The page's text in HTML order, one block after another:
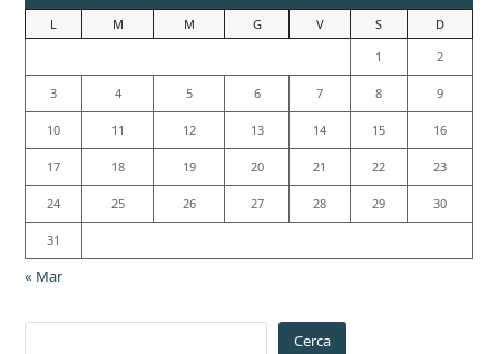
L M M G V S
D
1
2
3 4 5 6 7 8 9
10 11 12 13 14 15 16
17 18 19 20 21 22 23
24 25 26 27 28 29 30
31
« Mar
Cerca